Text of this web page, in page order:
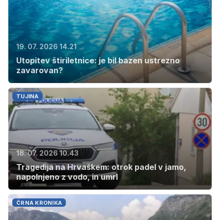
19. 07. 2026 14.21
Utopitev štiriletnice: je bil bazen ustrezno
zavarovan?
TUJINA
18. 07. 2026 10.43
Tragedija na Hrvaškem: otrok padel v jamo,
napolnjeno z vodo, in umrl
ČRNA KRONIKA